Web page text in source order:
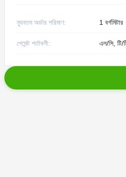
ন্যূনতম অর্ডার পরিমাণ: 1 বর্গমিটার
পেমেন্ট শর্তাবলী: এল/সি, টি/